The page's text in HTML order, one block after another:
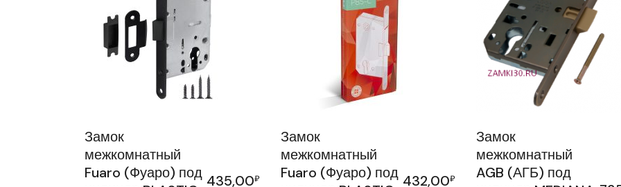
Замок
межкомнатный
Fuaro (Фуаро) под 435,00₽
Замок
межкомнатный
Fuaro (Фуаро) под 432,00₽
Замок
межкомнатный
AGB (АГБ) под